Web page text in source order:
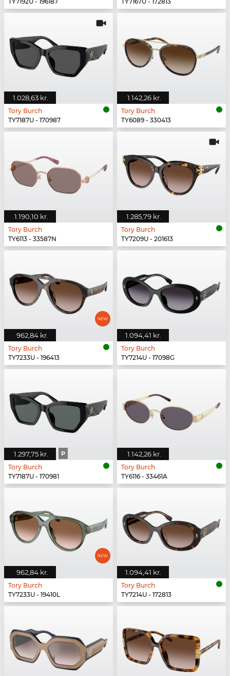
1.028,63 kr.
Tory Burch
TY7187U - 170987
1.142,26 kr.
Tory Burch
TY6089 - 330413
1.190,10 kr.
Tory Burch
TY6113 - 33587N
1.285,79 kr.
Tory Burch
TY7209U - 201613
962,84 kr.
Tory Burch
TY7233U - 196413
1.094,41 kr.
Tory Burch
TY7214U - 17098G
1.297,75 kr. P
Tory Burch
TY7187U - 170981
1.142,26 kr.
Tory Burch
TY6116 - 33461A
962,84 kr.
Tory Burch
TY7233U - 19410L
1.094,41 kr.
Tory Burch
TY7214U - 172813